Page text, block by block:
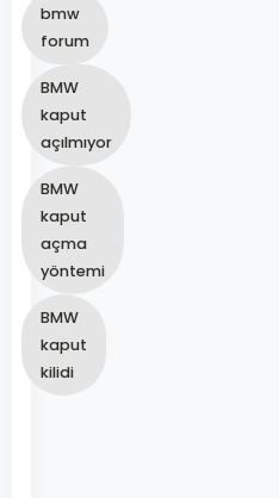
bmw
forum
BMW
kaput
açılmıyor
BMW
kaput
açma
yöntemi
BMW
kaput
kilidi